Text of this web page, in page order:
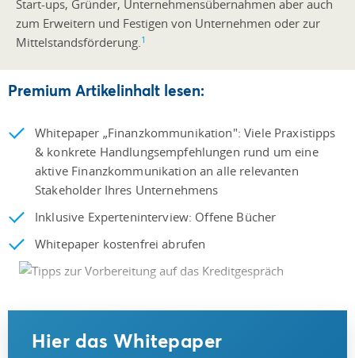
Start-ups, Gründer, Unternehmensübernahmen aber auch
zum Erweitern und Festigen von Unternehmen oder zur
Mittelstandsförderung.1
Premium Artikelinhalt lesen:
Whitepaper „Finanzkommunikation": Viele Praxistipps
& konkrete Handlungsempfehlungen rund um eine
aktive Finanzkommunikation an alle relevanten
Stakeholder Ihres Unternehmens
Inklusive Experteninterview: Offene Bücher
Whitepaper kostenfrei abrufen
Hier das Whitepaper